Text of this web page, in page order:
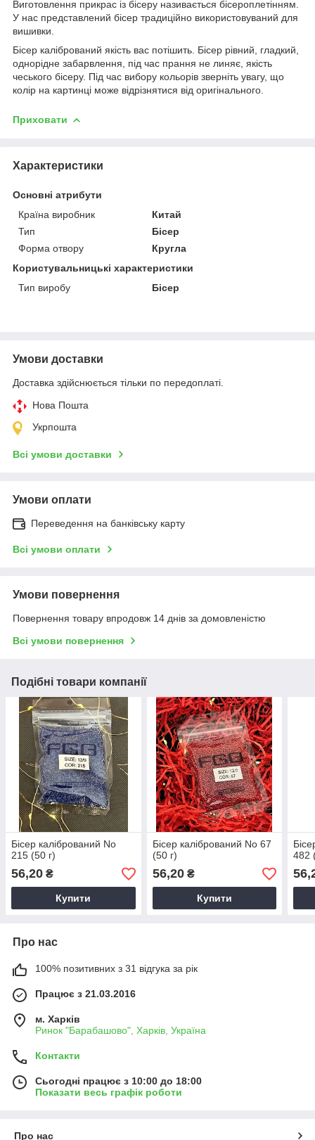
Виготовлення прикрас із бісеру називається бісероплетінням.
У нас представлений бісер традиційно використовуваний для
вишивки.
Бісер калібрований якість вас потішить. Бісер рівний, гладкий,
однорідне забарвлення, під час прання не линяє, якість
чеського бісеру. Під час вибору кольорів зверніть увагу, що
колір на картинці може відрізнятися від оригінального.
Приховати
Характеристики
Основні атрибути
Країна виробник
Китай
Тип
Бісер
Форма отвору
Кругла
Користувальницькі характеристики
Тип виробу
Бісер
Умови доставки
Доставка здійснюється тільки по передоплаті.
Нова Пошта
Укрпошта
Всі умови доставки
Умови оплати
Переведення на банківську карту
Всі умови оплати
Умови повернення
Повернення товару впродовж 14 днів за домовленістю
Всі умови повернення
Подібні товари компанії
Бісер калібрований No
215 (50 г)
56,20 ₴
Купити
Бісер калібрований No 67
(50 г)
56,20₴
Купити
482
Про нас
100% позитивних з 31 відгука за рік
Працює з 21.03.2016
м. Харків
Ринок "Барабашово", Харків, Україна
Контакти
Сьогодні працює з 10:00 до 18:00
Показати весь графік роботи
Про нас